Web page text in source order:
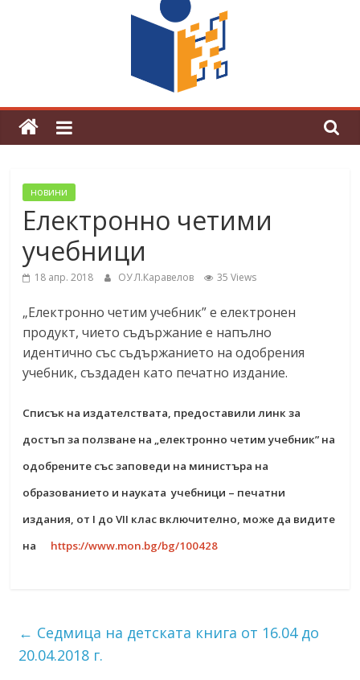
поредна награда от конкурс на
център за развитие на човешките
ресурси (ЦРЧР)
новини
Електронно четими
учебници
18 апр. 2018 ОУ Л.Каравелов 35 Views
„Електронно четим учебник” е електронен
продукт, чието съдържание е напълно
идентично със съдържанието на одобрения
учебник, създаден като печатно издание.
Списък на издателствата, предоставили линк за
достъп за ползване на „електронно четим учебник” на
одобрените със заповеди на министъра на
образованието и науката учебници – печатни
издания, от I до VII клас включително, може да видите
на https://www.mon.bg/bg/100428
← Седмица на детската книга от 16.04 до
20.04.2018 г.